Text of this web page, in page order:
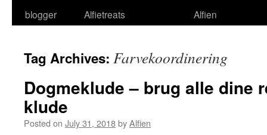
blogger
Alfietreats
Alfien
Tag Archives: Farvekoordinering
Dogmeklude – brug alle dine
klude
Posted on July 31, 2018byAlfien